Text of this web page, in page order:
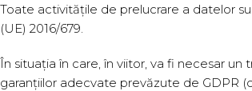
Toate activitățile de prelucrare a datelor
(UE) 2016/679.
În situația în care, în viitor, va fi necesar
garanțiilor adecvate prevăzute de GDPR